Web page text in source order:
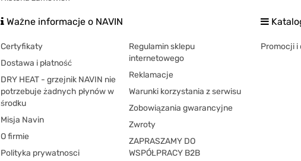
Ważne informacje o NAVIN
Certyfikaty
Dostawa i płatność
DRY HEAT - grzejnik NAVIN nie
potrzebuje żadnych płynów w
środku
Misja Navin
O firmie
Polityka prywatnosci
Regulamin sklepu
internetowego
Reklamacje
Warunki korzystania z serwisu
Zobowiązania gwarancyjne
Zwroty
ZAPRASZAMY DO
WSPÓŁPRACY B2B
Promocji i